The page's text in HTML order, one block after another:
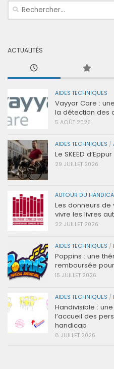
Rechercher :
ACTUALITÉS
AIDES TECHNIQUES
Vayyar Care :
la détection des
5 AOÛT 2026
AIDES TECHNIQUES /
Le SKEED d’Eppur
29 JUILLET 2026
AUTOUR DU
Les donneurs de
vivre les livres
22 JUILLET 2026
AIDES TECHNIQUES /
Poppins : une
remboursée
15 JUILLET 2026
AIDES TECHNIQUES /
Handivisible :
l’accueil des
handicap
8 JUILLET 2026